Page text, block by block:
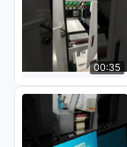
00:35